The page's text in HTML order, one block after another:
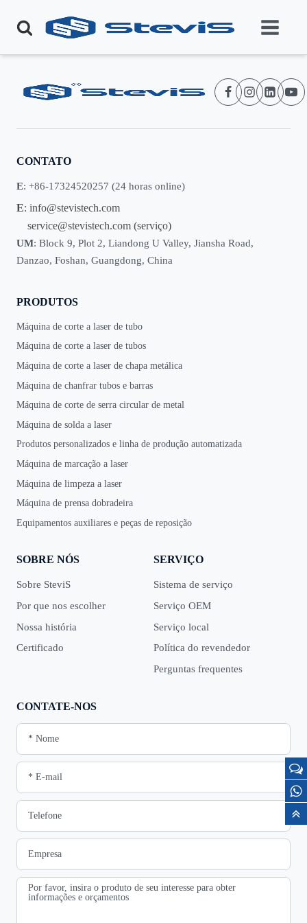
CONTATO
E: +86-17324520257 (24 horas online)
E: info@stevistech.com
service@stevistech.com (serviço)
UM: Block 9, Plot 2, Liandong U Valley, Jiansha Road,
Danzao, Foshan, Guangdong, China
PRODUTOS
Máquina de corte a laser de tubo
Máquina de corte a laser de tubos
Máquina de corte a laser de chapa metálica
Máquina de chanfrar tubos e barras
Máquina de corte de serra circular de metal
Máquina de solda a laser
Produtos personalizados e linha de produção automatizada
Máquina de marcação a laser
Máquina de limpeza a laser
Máquina de prensa dobradeira
Equipamentos auxiliares e peças de reposição
SOBRE NÓS
Sobre SteviS
Por que nos escolher
Nossa história
Certificado
SERVIÇO
Sistema de serviço
Serviço OEM
Serviço local
Política do revendedor
Perguntas frequentes
CONTATE-NOS